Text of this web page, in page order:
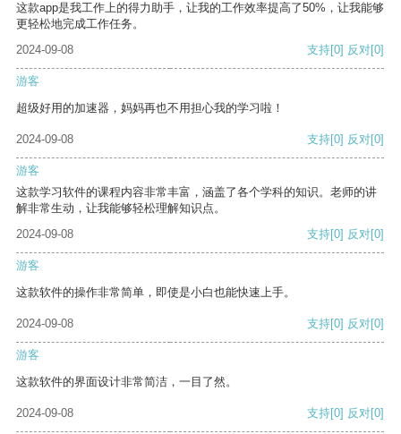
这款app是我工作上的得力助手，让我的工作效率提高了50%，让我能够
更轻松地完成工作任务。
2024-09-08
支持[0] 反对[0]
游客
超级好用的加速器，妈妈再也不用担心我的学习啦！
2024-09-08 支持[0] 反对[0]
游客
这款学习软件的课程内容非常丰富，涵盖了各个学科的知识。老师的讲
解非常生动，让我能够轻松理解知识点。
2024-09-08
支持[0] 反对[0]
游客
这款软件的操作非常简单，即使是小白也能快速上手。
2024-09-08 支持[0] 反对[0]
游客
这款软件的界面设计非常简洁，一目了然。
2024-09-08 支持[0] 反对[0]